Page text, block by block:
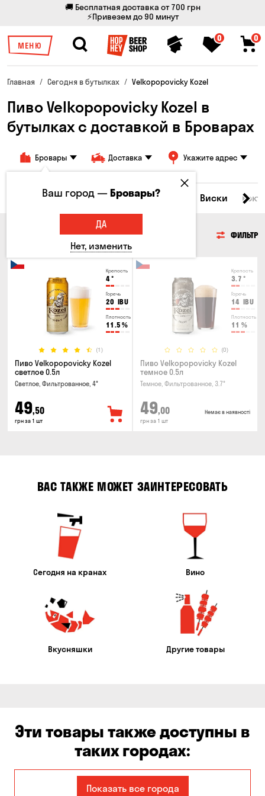
🚚 Бесплатная доставка от 700 грн
⚡Привезем до 90 минут
МЕНЮ
0 0
Главная Сегодня в бутылках Velkopopovicky Kozel
Пиво Velkopopovicky Kozel в
бутылках с доставкой в ​​Броварах
Бровары Доставка Укажите адрес
Все товары Пиво Сидр Виски
ФИЛЬТР
Крепость
4°
Горечь
20 IBU
Плотность
11.5 %
(1)
Пиво Velkopopovicky Kozel
светлое 0.5л
Светлое, Фильтрованное, 4°
49,50
грн за 1 шт
Крепость
3.7 °
Горечь
14 IBU
Плотность
11 %
(0)
Пиво Velkopopovicky Kozel
темное 0.5л
Темное, Фильтрованное, 3.7°
49,00
грн за 1 шт
Немає в наявності
ВАС ТАКЖЕ МОЖЕТ ЗАИНТЕРЕСОВАТЬ
Сегодня на кранах Вино
Вкусняшки Другие товары
Эти товары также доступны в
таких городах:
АвангардПоказать все города
Ваш город —Бровары?
ДА
Нет, изменить